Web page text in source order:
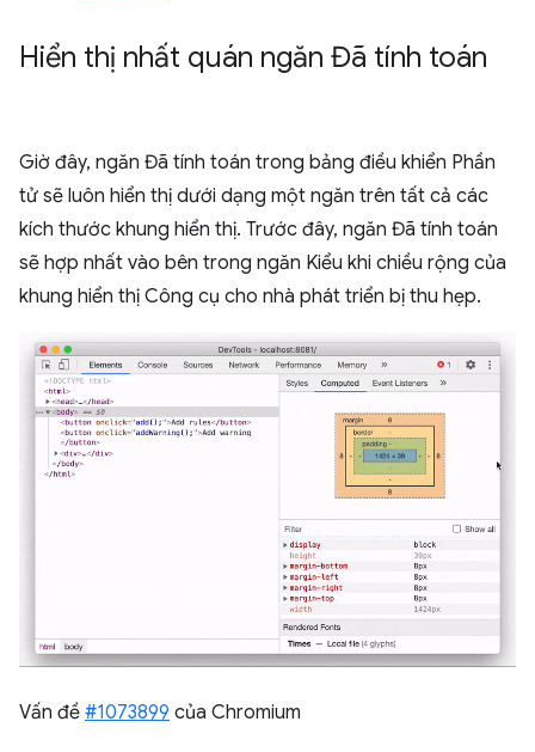
Hiển thị nhất quán ngăn Đã tính toán
Giờ đây, ngăn Đã tính toán trong bảng điều khiển Phần
tử sẽ luôn hiển thị dưới dạng một ngăn trên tất cả các
kích thước khung hiển thị. Trước đây, ngăn Đã tính toán
sẽ hợp nhất vào bên trong ngăn Kiểu khi chiều rộng của
khung hiển thị Công cụ cho nhà phát triển bị thu hẹp.
Vấn đề #1073899 của Chromium